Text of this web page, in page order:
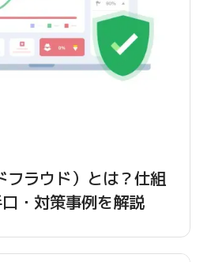
フラウド）とは？仕組
・対策事例を解説